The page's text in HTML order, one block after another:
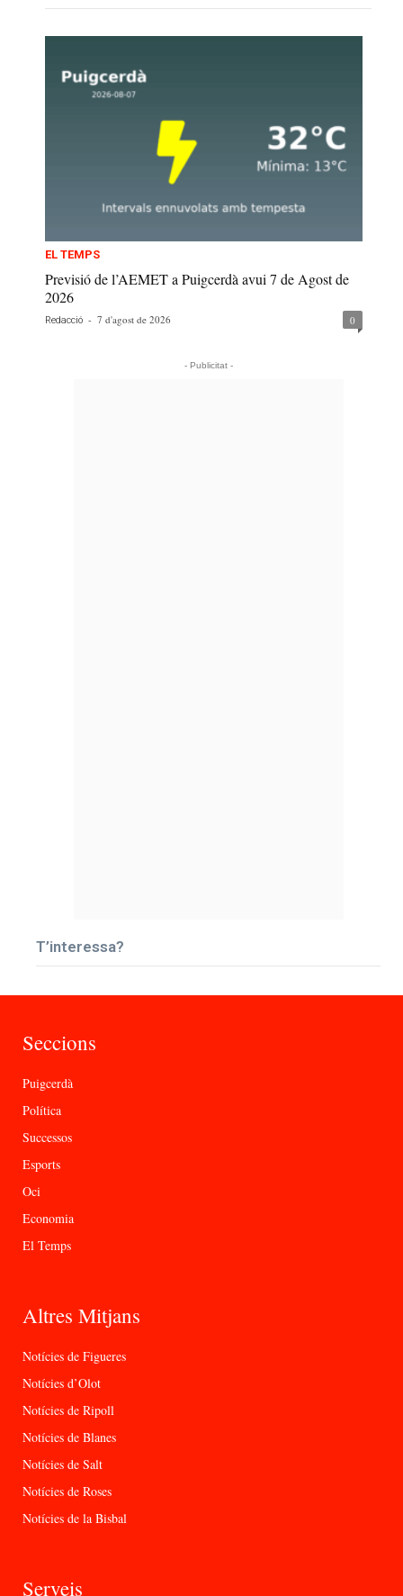
EL TEMPS
Previsió de l’AEMET a Puigcerdà avui 7 de Agost de
2026
Redacció - 7 d'agost de 2026 0
- Publicitat -
T’interessa?
Seccions
Puigcerdà
Política
Successos
Esports
Oci
Economia
El Temps
Altres Mitjans
Notícies de Figueres
Notícies d’Olot
Notícies de Ripoll
Notícies de Blanes
Notícies de Salt
Notícies de Roses
Notícies de la Bisbal
Serveis